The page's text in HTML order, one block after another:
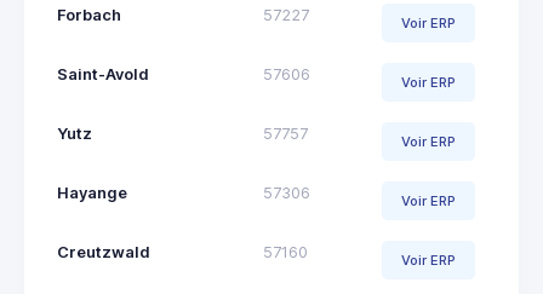
Forbach 57227 Voir ERP
Saint-Avold 57606 Voir ERP
Yutz 57757 Voir ERP
Hayange 57306 Voir ERP
Creutzwald 57160 Voir ERP